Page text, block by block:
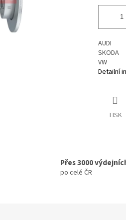
AUDI
SKODA
VW
Detailní
TISK
Přes 3000
po celé ČR